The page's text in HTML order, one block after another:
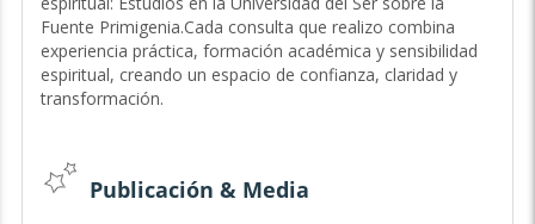
✔Disponibilidad inmediata:aquí para ti cuando más lo
necesites.
Lo que dicen mis consultantes:
"Alexio captó exactamente mi situación y me dio
Promoción especial:
Fuente Primigenia.Cada consulta que realizo combina
experiencia práctica, formación académica y sensibilidad
espiritual, creando un espacio de confianza, claridad y
transformación.
Publicación & Media